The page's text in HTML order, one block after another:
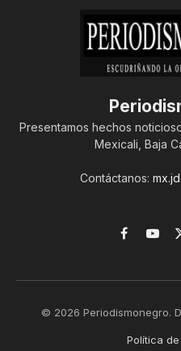
Presentamos hechos
Mexicali, Baja
Contáctanos:
Facebook
© 2026 Periodismonegro.
Política